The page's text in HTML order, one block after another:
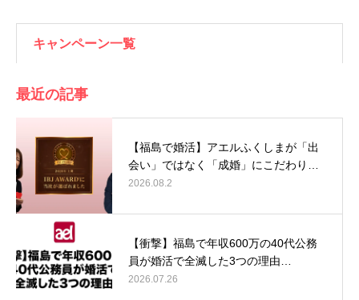
キャンペーン一覧
最近の記事
【福島で婚活】アエルふくしまが「出
会い」ではなく「成婚」にこだわり…
2026.08.2
【衝撃】福島で年収600万の40代公務
員が婚活で全滅した3つの理由…
2026.07.26